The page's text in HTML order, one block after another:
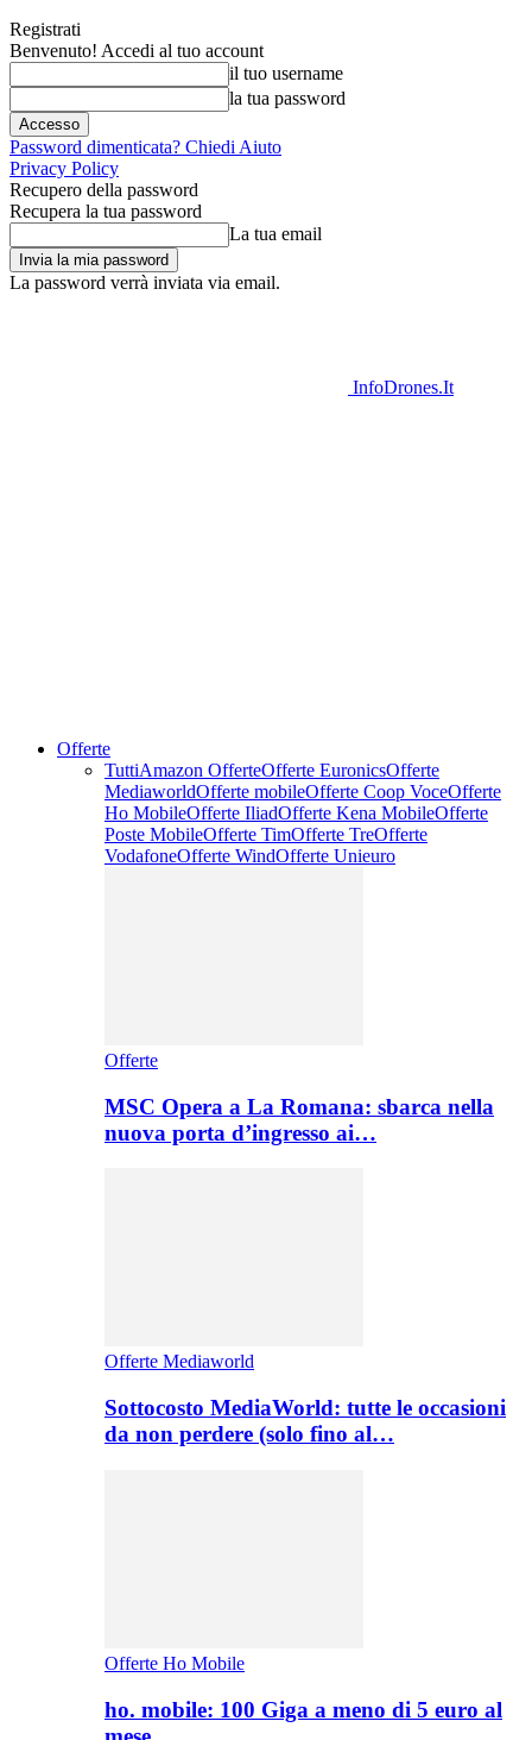
Registrati
Benvenuto! Accedi al tuo account
il tuo username
la tua password
Password dimenticata? Chiedi Aiuto
Privacy Policy
Recupero della password
Recupera la tua password
La tua email
La password verrà inviata via email.
InfoDrones.It
Offerte
TuttiAmazon OfferteOfferte EuronicsOfferte
MediaworldOfferte mobileOfferte Coop VoceOfferte
Ho MobileOfferte IliadOfferte Kena MobileOfferte
Poste MobileOfferte TimOfferte TreOfferte
VodafoneOfferte WindOfferte Unieuro
Offerte
MSC Opera a La Romana: sbarca nella
nuova porta d’ingresso ai…
Offerte Mediaworld
Sottocosto MediaWorld: tutte le occasioni
da non perdere (solo fino al…
Offerte Ho Mobile
ho. mobile: 100 Giga a meno di 5 euro al